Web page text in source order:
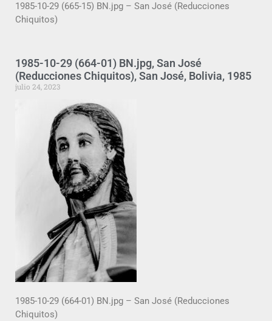
1985-10-29 (665-15) BN.jpg – San José (Reducciones
Chiquitos)
1985-10-29 (664-01) BN.jpg, San José
(Reducciones Chiquitos), San José, Bolivia, 1985
julio 24, 2023
1985-10-29 (664-01) BN.jpg – San José (Reducciones
Chiquitos)